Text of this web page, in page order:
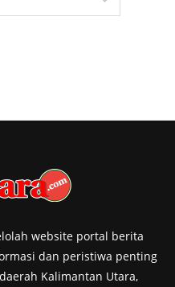
website portal berita
dan peristiwa penting
Kalimantan Utara,